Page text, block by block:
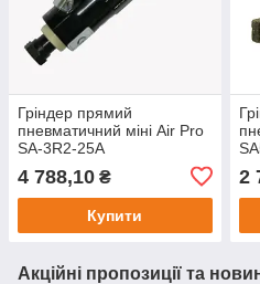
Гріндер прямий
пневматичний міні Air Pro
SA-3R2-25A
4 788,10 ₴
Купити
2
Акційні пропозиції та